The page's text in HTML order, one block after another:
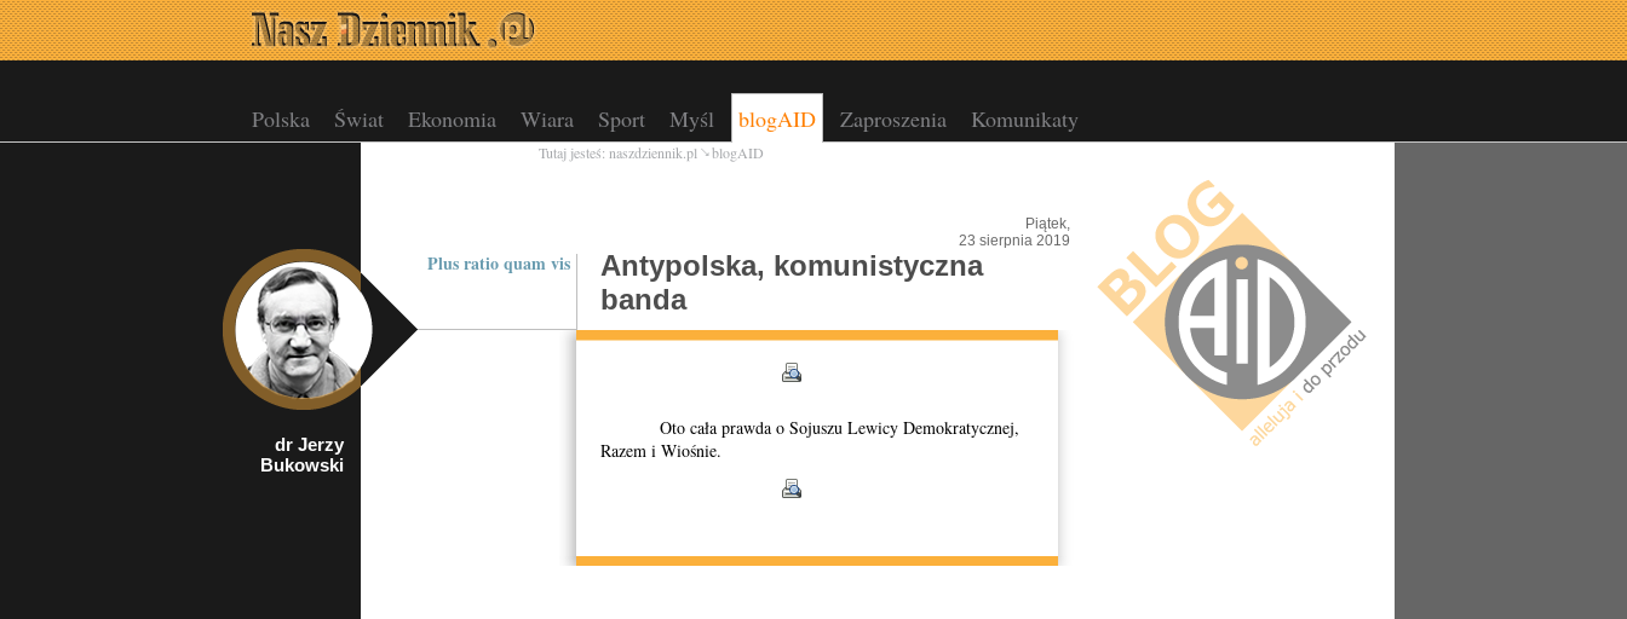
Polska Świat Ekonomia Wiara Sport Myśl blogAID Zaproszenia Komunikaty
Tutaj jesteś: naszdziennik.pl blogAID
Piątek,
23 sierpnia 2019
Plus ratio quam vis
Antypolska, komunistyczna
banda
dr Jerzy
Bukowski
Oto cała prawda o Sojuszu Lewicy Demokratycznej,
Razem i Wiośnie.